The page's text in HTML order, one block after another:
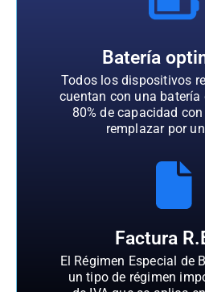
Batería
Todos los dispositivos
cuentan con una batería
80% de capacidad
remplazar por
Factura
El Régimen Especial de
un tipo de régimen